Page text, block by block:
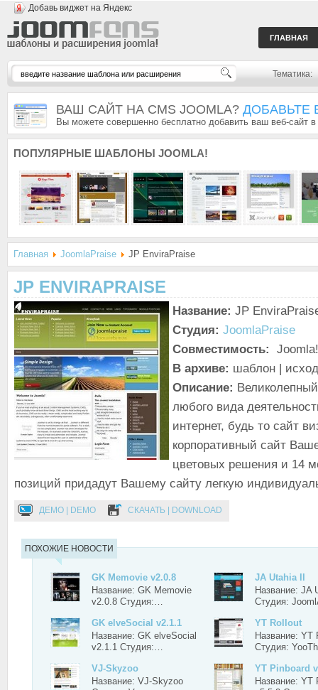
Добавь виджет на Яндекс
ГЛАВНАЯ
Тематика:
ВАШ САЙТ НА CMS JOOMLA? ДОБАВЬТЕ
Вы можете совершенно бесплатно добавить ваш веб-сайт
ПОПУЛЯРНЫЕ ШАБЛОНЫ JOOMLA!
Главная JoomlaPraise JP EnviraPraise
JP ENVIRAPRAISE
Название: JP
Студия: JoomlaPraise
Совместимость:
В архиве: шаблон |
Описание:
любого вида
интернет, будь то сайт
корпоративный сайт
цветовых решения и 14
позиций придадут Вашему сайту легкую
ДЕМО | DEMO СКАЧАТЬ | DOWNLOAD
ПОХОЖИЕ НОВОСТИ
GK Memovie v2.0.8
Название: GK Memovie
v2.0.8 Студия:…
JA Utahia II
Название: JA
Студия:
GK elveSocial v2.1.1
Название: GK elveSocial
v2.1.1 Студия:…
YT Rollout
Название: YT
Студия:
VJ-Skyzoo
Название: VJ-Skyzoo
YT Pinboard
Название: YT